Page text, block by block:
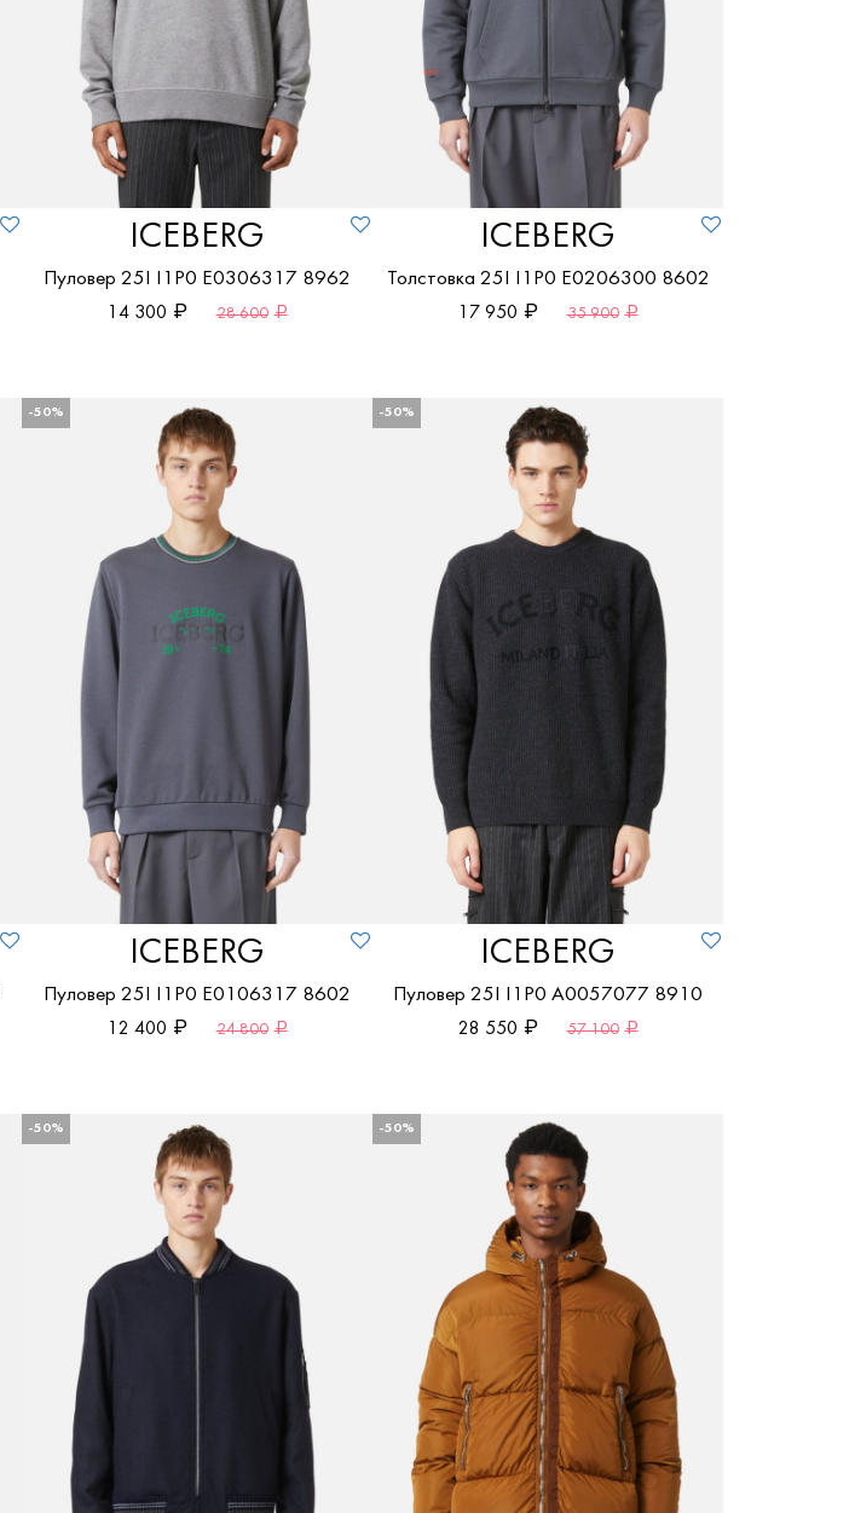
ICEBERG
Пуловер 25I I1P0 E0306317 8962
14 300
28 600
ICEBERG
Толстовка 25I I1P0 E0206300 8602
17 950
35 900
-50%
ICEBERG
Пуловер 25I I1P0 E0106317 8602
12 400
24 800
-50%
ICEBERG
Пуловер 25I I1P0 A0057077 8910
28 550
57 100
-50% -50%